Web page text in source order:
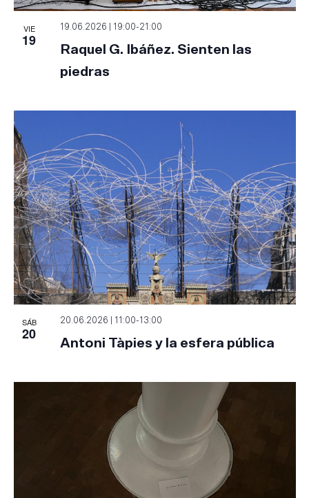
VIE
19
19.06.2026 | 19:00-21:00
Raquel G. Ibáñez. Sienten las
piedras
SÁB
20
20.06.2026 | 11:00-13:00
Antoni Tàpies y la esfera pública